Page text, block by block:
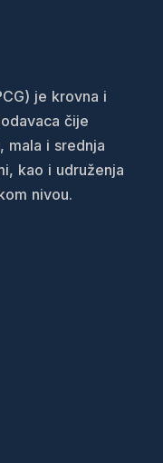
je krovna i
čije
mala i srednja
kao i udruženja
nivou.